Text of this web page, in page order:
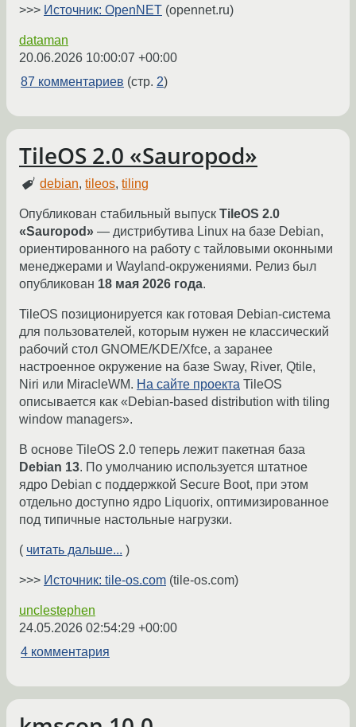
>>> Источник: OpenNET (opennet.ru)
dataman
20.06.2026 10:00:07 +00:00
87 комментариев (стр. 2)
TileOS 2.0 «Sauropod»
debian,tileos,tiling
Опубликован стабильный выпуск TileOS 2.0
«Sauropod» — дистрибутива Linux на базе Debian,
ориентированного на работу с тайловыми оконными
менеджерами и Wayland-окружениями. Релиз был
опубликован 18 мая 2026 года.
TileOS позиционируется как готовая Debian-система
для пользователей, которым нужен не классический
рабочий стол GNOME/KDE/Xfce, а заранее
настроенное окружение на базе Sway, River, Qtile,
Niri или MiracleWM. На сайте проекта TileOS
описывается как «Debian-based distribution with tiling
window managers».
В основе TileOS 2.0 теперь лежит пакетная база
Debian 13. По умолчанию используется штатное
ядро Debian с поддержкой Secure Boot, при этом
отдельно доступно ядро Liquorix, оптимизированное
под типичные настольные нагрузки.
( читать дальше... )
>>> Источник: tile-os.com (tile-os.com)
unclestephen
24.05.2026 02:54:29 +00:00
4 комментария